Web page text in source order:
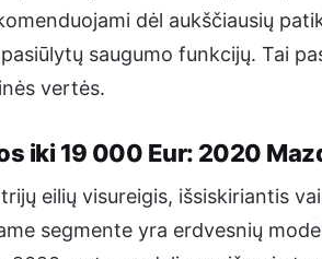
dėl aukščiausių
saugumo funkcijų. Tai
vertės.
iki 19 000 Eur: 2020
eilių visureigis, išsiskiriantis
segmente yra erdvesnių